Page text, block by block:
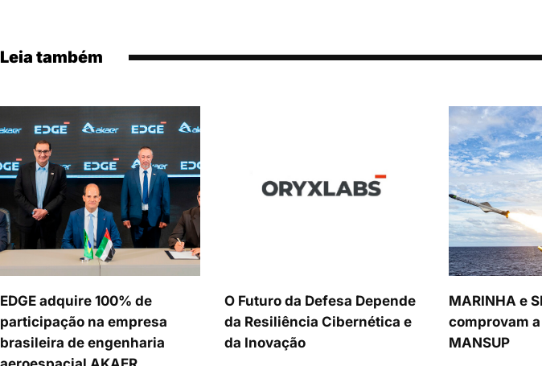
Leia também
EDGE adquire 100% de
participação na empresa
brasileira de engenharia
O Futuro da Defesa Depende
da Resiliência Cibernética e
da Inovação
MARINHA e
comprovam
MANSUP